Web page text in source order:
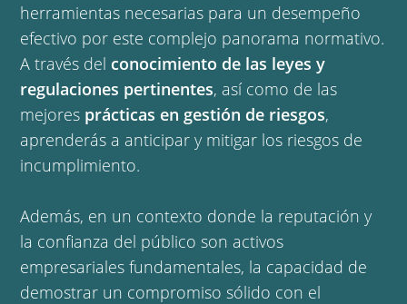
herramientas necesarias para un desempeño
efectivo por este complejo panorama normativo.
A través del conocimiento de las leyes y
regulaciones pertinentes, así como de las
mejores prácticas en gestión de riesgos,
aprenderás a anticipar y mitigar los riesgos de
incumplimiento.
Además, en un contexto donde la reputación y
la confianza del público son activos
empresariales fundamentales, la capacidad de
demostrar un compromiso sólido con el